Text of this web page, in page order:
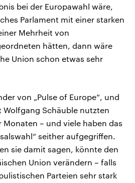
bei der Europawahl wäre,
Parlament mit einer starken
Mehrheit von
hätten, dann wäre
Union schon etwas sehr
von „Pulse of Europe“, und
Wolfgang Schäuble nutzten
– und viele haben das
seither aufgegriffen.
sie damit sagen, könnte den
Union verändern – falls
Parteien sehr stark